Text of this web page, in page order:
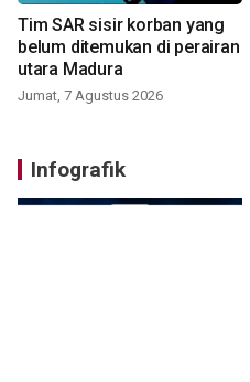
Tim SAR sisir korban yang
belum ditemukan di perairan
utara Madura
Jumat, 7 Agustus 2026
Infografik